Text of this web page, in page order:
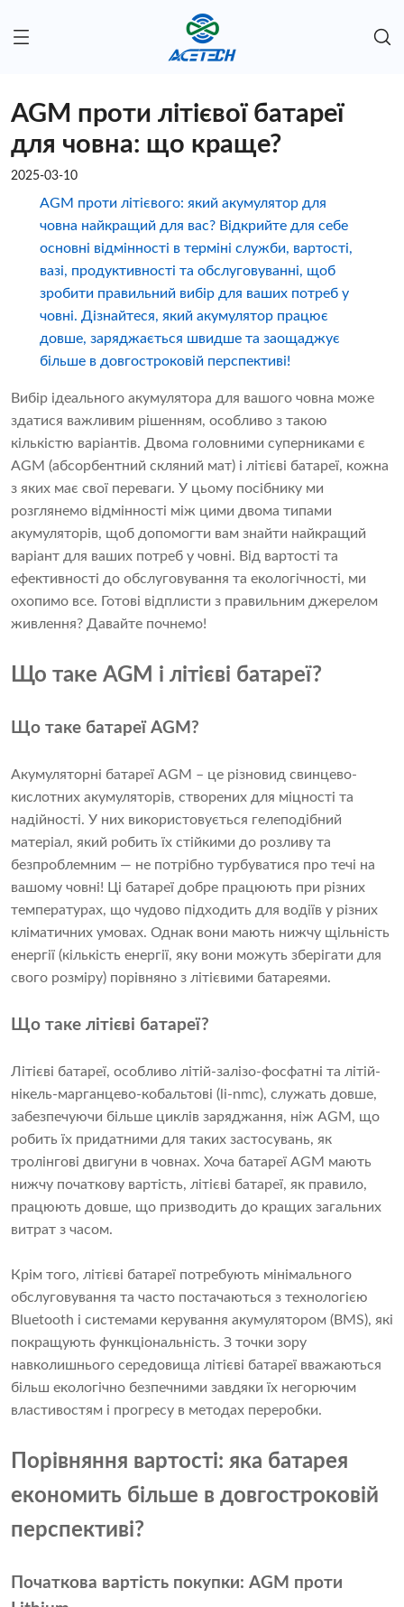
AGM проти літієвої батареї
для човна: що краще?
2025-03-10
AGM проти літієвого: який акумулятор для
човна найкращий для вас? Відкрийте для себе
основні відмінності в терміні служби, вартості,
вазі, продуктивності та обслуговуванні, щоб
зробити правильний вибір для ваших потреб у
човні. Дізнайтеся, який акумулятор працює
довше, заряджається швидше та заощаджує
більше в довгостроковій перспективі!
Вибір ідеального акумулятора для вашого човна може
здатися важливим рішенням, особливо з такою
кількістю варіантів. Двома головними суперниками є
AGM (абсорбентний скляний мат) і літієві батареї, кожна
з яких має свої переваги. У цьому посібнику ми
розглянемо відмінності між цими двома типами
акумуляторів, щоб допомогти вам знайти найкращий
варіант для ваших потреб у човні. Від вартості та
ефективності до обслуговування та екологічності, ми
охопимо все. Готові відплисти з правильним джерелом
живлення? Давайте почнемо!
Що таке AGM і літієві батареї?
Що таке батареї AGM?
Акумуляторні батареї AGM – це різновид свинцево-
кислотних акумуляторів, створених для міцності та
надійності. У них використовується гелеподібний
матеріал, який робить їх стійкими до розливу та
безпроблемним — не потрібно турбуватися про течі на
вашому човні! Ці батареї добре працюють при різних
температурах, що чудово підходить для водіїв у різних
кліматичних умовах. Однак вони мають нижчу щільність
енергії (кількість енергії, яку вони можуть зберігати для
свого розміру) порівняно з літієвими батареями.
Що таке літієві батареї?
Літієві батареї, особливо літій-залізо-фосфатні та літій-
нікель-марганцево-кобальтові (li-nmc), служать довше,
забезпечуючи більше циклів заряджання, ніж AGM, що
робить їх придатними для таких застосувань, як
тролінгові двигуни в човнах. Хоча батареї AGM мають
нижчу початкову вартість, літієві батареї, як правило,
працюють довше, що призводить до кращих загальних
витрат з часом.
Крім того, літієві батареї потребують мінімального
обслуговування та часто постачаються з технологією
Bluetooth і системами керування акумулятором (BMS), які
покращують функціональність. З точки зору
навколишнього середовища літієві батареї вважаються
більш екологічно безпечними завдяки їх негорючим
властивостям і прогресу в методах переробки.
Порівняння вартості: яка батарея
економить більше в довгостроковій
перспективі?
Початкова вартість покупки: AGM проти